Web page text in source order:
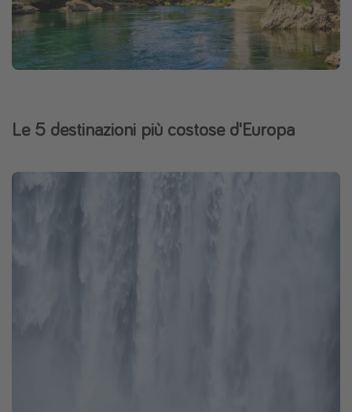
Le 5 destinazioni più costose d'Europa